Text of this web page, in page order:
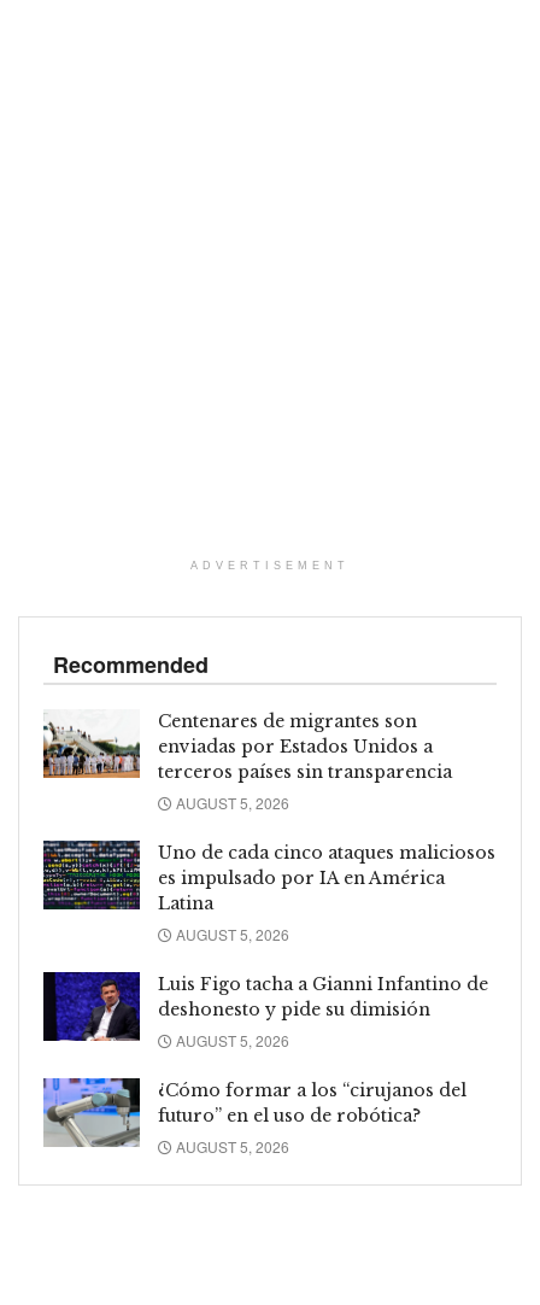
ADVERTISEMENT
Recommended
Centenares de migrantes son
enviadas por Estados Unidos a
terceros países sin transparencia
AUGUST 5, 2026
Uno de cada cinco ataques maliciosos
es impulsado por IA en América
Latina
AUGUST 5, 2026
Luis Figo tacha a Gianni Infantino de
deshonesto y pide su dimisión
AUGUST 5, 2026
¿Cómo formar a los “cirujanos del
futuro” en el uso de robótica?
AUGUST 5, 2026